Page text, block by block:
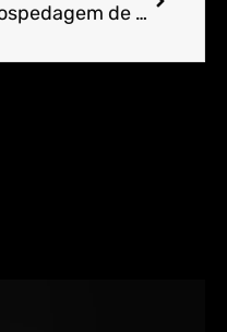
Hospedagem de Sites para Engenheiro em Alto do Catingueiro